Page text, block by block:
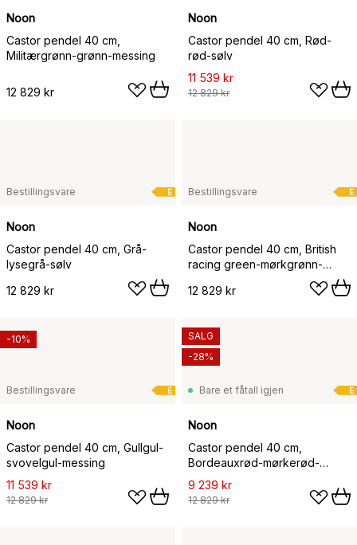
Noon
Castor pendel 40 cm,
Militærgrønn-grønn-messing
12 829 kr
Noon
Castor pendel 40 cm, Rød-
rød-sølv
11 539 kr
12 829 kr
E
Bestillingsvare
Noon
Castor pendel 40 cm, Grå-
lysegrå-sølv
12 829 kr
E
Bestillingsvare
Noon
Castor pendel 40 cm, British
racing green-mørkgrønn-
12 829 kr
E
Bestillingsvare
Noon
Castor pendel 40 cm, Gullgul-
svovelgul-messing
11 539 kr
12 829 kr
-10%
E
Bare et fåtall igjen
Noon
Castor pendel 40 cm,
Bordeauxrød-mørkerød-
messing
9 239 kr
12 829 kr
SALG
-28%